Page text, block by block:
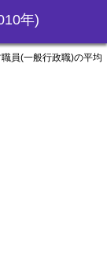
年)
員(一般行政職)の平均